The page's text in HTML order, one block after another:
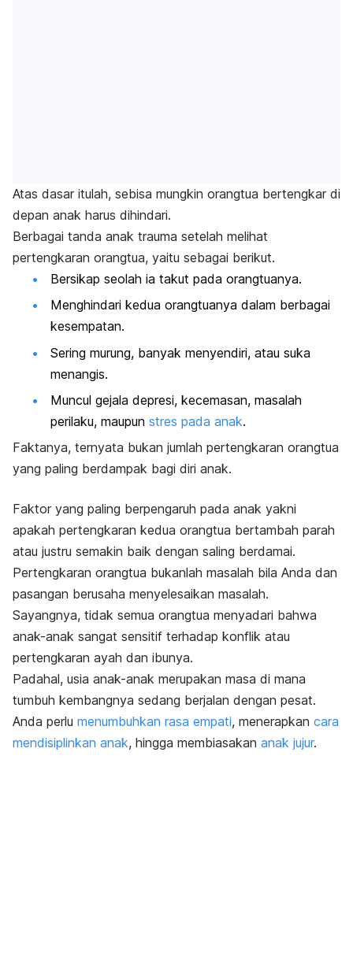
Atas dasar itulah, sebisa mungkin orangtua bertengkar di
depan anak harus dihindari.
Berbagai tanda anak trauma setelah melihat
pertengkaran orangtua, yaitu sebagai berikut.
Bersikap seolah ia takut pada orangtuanya.
Menghindari kedua orangtuanya dalam berbagai
kesempatan.
Sering murung, banyak menyendiri, atau suka
menangis.
Muncul gejala depresi, kecemasan, masalah
perilaku, maupun stres pada anak.
Faktanya, ternyata bukan jumlah pertengkaran orangtua
yang paling berdampak bagi diri anak.
Faktor yang paling berpengaruh pada anak yakni
apakah pertengkaran kedua orangtua bertambah parah
atau justru semakin baik dengan saling berdamai.
Pertengkaran orangtua bukanlah masalah bila Anda dan
pasangan berusaha menyelesaikan masalah.
Sayangnya, tidak semua orangtua menyadari bahwa
anak-anak sangat sensitif terhadap konflik atau
pertengkaran ayah dan ibunya.
Padahal, usia anak-anak merupakan masa di mana
tumbuh kembangnya sedang berjalan dengan pesat.
Anda perlu menumbuhkan rasa empati, menerapkan cara
mendisiplinkan anak, hingga membiasakan anak jujur.